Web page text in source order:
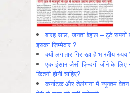
बारह साल, जनता बेहाल – टूटे सपनों
इसका ज़िम्मेदार ?
क्यों लगातार गिर रहा है भारतीय
एक इंसान जैसी ज़िन्दगी जीने के लिए
कितनी होनी चाहिए?
कर्नाटक और तेलंगाना में न्यूनतम वेतन